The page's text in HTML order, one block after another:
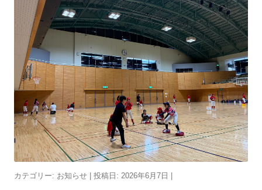
カテゴリー: お知らせ | 投稿日: 2026年6月7日